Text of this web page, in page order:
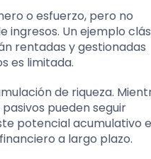
o esfuerzo, pero no
ingresos. Un ejemplo
rentadas y gestionadas
es limitada.
de riqueza.
pueden seguir
potencial acumulativo
a largo plazo.